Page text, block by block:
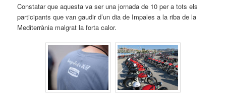
Constatar que aquesta va ser una jornada de 10 per a tots els
participants que van gaudir d’un dia de Impales a la riba de la
Mediterrània malgrat la forta calor.